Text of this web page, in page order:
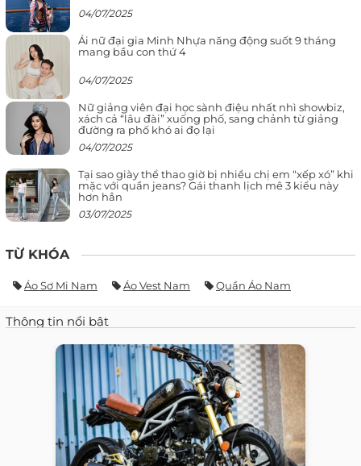
04/07/2025
Ái nữ đại gia Minh Nhựa năng động suốt 9 tháng
mang bầu con thứ 4
04/07/2025
Nữ giảng viên đại học sành điệu nhất nhì showbiz,
xách cả “lâu đài” xuống phố, sang chảnh từ giảng
đường ra phố khó ai đọ lại
04/07/2025
Tại sao giày thể thao giờ bị nhiều chị em “xếp xó” khi
mặc với quần jeans? Gái thanh lịch mê 3 kiểu này
hơn hẳn
03/07/2025
TỪ KHÓA
Áo Sơ Mi Nam Áo Vest Nam Quần Áo Nam
Thông tin nổi bật